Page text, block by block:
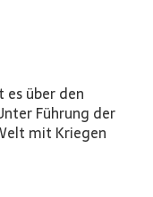
es über den
Führung der
mit Kriegen